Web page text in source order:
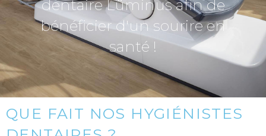
dentaire Lüminus afin de
bénéficier d'un sourire en
santé !
QUE FAIT NOS HYGIÉNISTES